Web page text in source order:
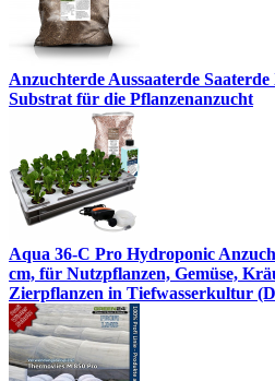
Anzuchterde Aussaaterde
Substrat für die Pflanzenanzucht
Aqua 36-C Pro Hydroponic
cm, für Nutzpflanzen, Gemüse,
Zierpflanzen in Tiefwasserkultur